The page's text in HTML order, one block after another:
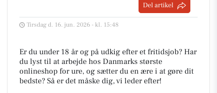
Del artikel
Tirsdag d. 16. jun. 2026 - kl. 15:48
Er du under 18 år og på udkig efter et fritidsjob? Har
du lyst til at arbejde hos Danmarks største
onlineshop for ure, og sætter du en ære i at gøre dit
bedste? Så er det måske dig, vi leder efter!